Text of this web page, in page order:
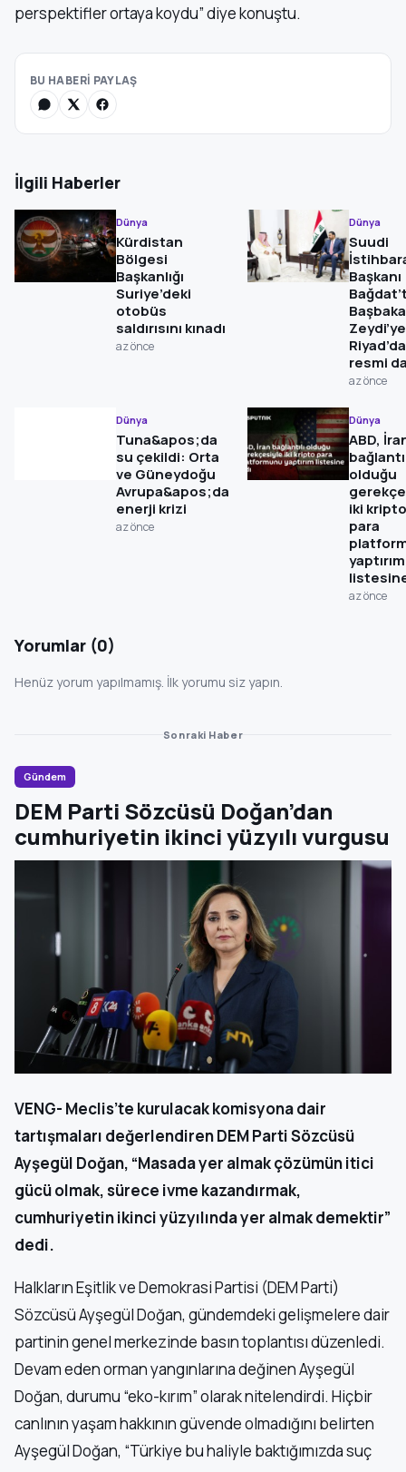
perspektifler ortaya koydu” diye konuştu.
BU HABERİ PAYLAŞ
İlgili Haberler
Dünya
Kürdistan
Bölgesi
Başkanlığı
Suriye’deki
otobüs
saldırısını kınadı
az önce
Dünya
Suudi
Başkanı
Zeydi’ye
resmi
az önce
Dünya
Tuna&apos;da
su çekildi: Orta
ve Güneydoğu
Avrupa&apos;da
enerji krizi
az önce
Dünya
ABD,
olduğu
iki kripto
para
yaptırım
az önce
Yorumlar (0)
Henüz yorum yapılmamış. İlk yorumu siz yapın.
Sonraki Haber
Gündem
DEM Parti Sözcüsü Doğan’dan
cumhuriyetin ikinci yüzyılı vurgusu
VENG- Meclis’te kurulacak komisyona dair
tartışmaları değerlendiren DEM Parti Sözcüsü
Ayşegül Doğan, “Masada yer almak çözümün itici
gücü olmak, sürece ivme kazandırmak,
cumhuriyetin ikinci yüzyılında yer almak demektir”
dedi.
Halkların Eşitlik ve Demokrasi Partisi (DEM Parti)
Sözcüsü Ayşegül Doğan, gündemdeki gelişmelere dair
partinin genel merkezinde basın toplantısı düzenledi.
Devam eden orman yangınlarına değinen Ayşegül
Doğan, durumu “eko-kırım” olarak nitelendirdi. Hiçbir
canlının yaşam hakkının güvende olmadığını belirten
Ayşegül Doğan, “Türkiye bu haliyle baktığımızda suç